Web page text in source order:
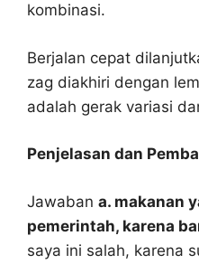
kombinasi.
Berjalan cepat
zag diakhiri dengan
adalah gerak variasi
Penjelasan dan
Jawaban a. makanan
pemerintah, karena
saya ini salah, karena